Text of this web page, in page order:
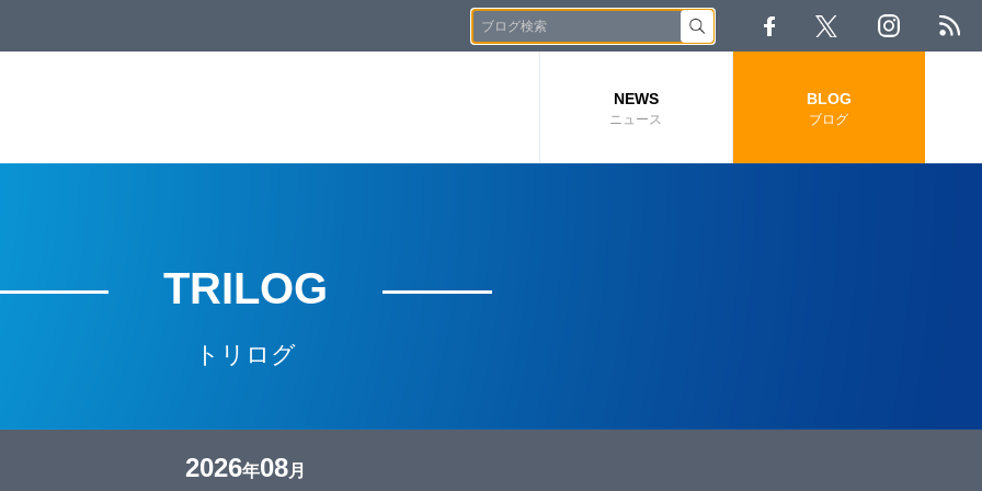
NEWS
ニュース
BLOG
ブログ
TRILOG
トリログ
2026年08月